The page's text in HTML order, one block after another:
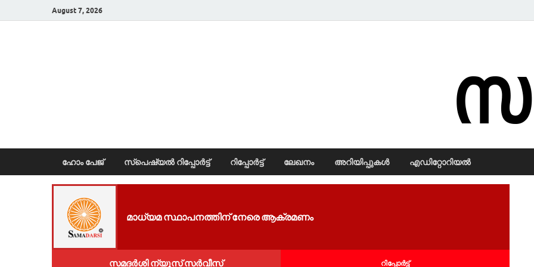
August 7, 2026
ഹോം പേജ് സ്പെഷ്യൽ റിപ്പോര്‍ട്ട് റിപ്പോര്‍ട്ട് ലേഖനം അറിയിപ്പുകള്‍ എഡിറ്റോറിയല്‍
മാ​ധ്യ​മ സ്ഥാ​പ​ന​ത്തി​ന് നേ​രെ​ ആ​ക്ര​മ​ണം
സമദർശി ന്യൂസ് സർവീസ് റിപ്പോര്‍ട്ട്